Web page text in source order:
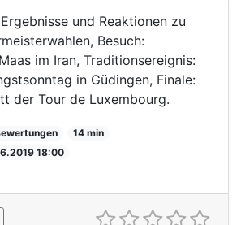
und Reaktionen zu
Besuch:
im Iran, Traditionsereignis:
in Güdingen, Finale:
der Tour de Luxembourg.
14 min
18:00